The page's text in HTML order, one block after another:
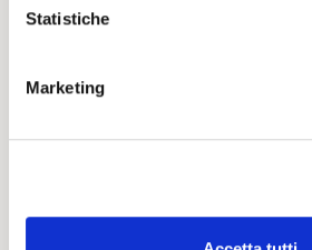
Statistiche
Marketing